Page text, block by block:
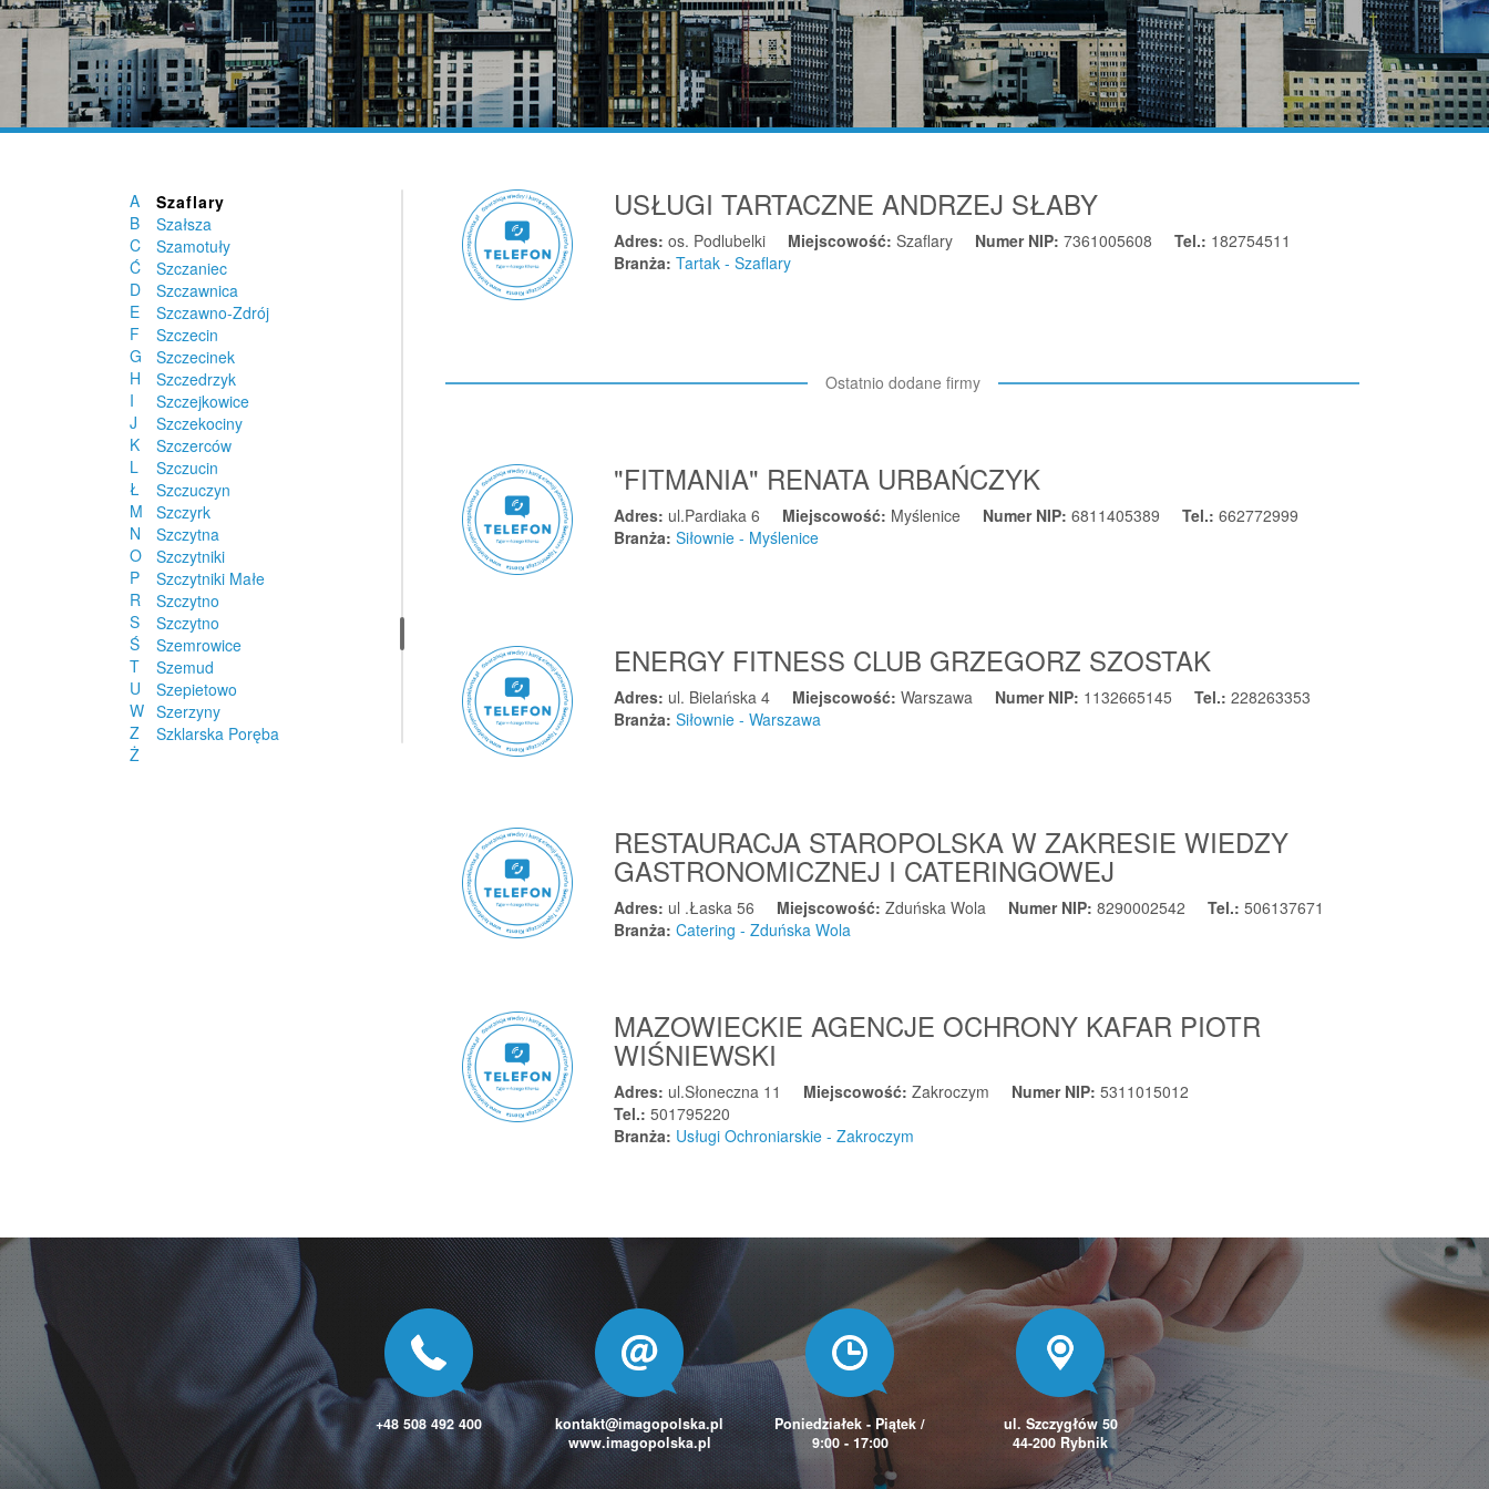
A
B
C
Ć
D
E
F
G
H
I
J
K
L
Ł
M
N
O
P
R
S
Ś
T
U
W
Z
Ż
Sułkowice
Susz
Suwałki
Swarożyn
Swarzędz
Swornegacie
Szaflary
Szałsza
Szamotuły
Szczaniec
Szczawnica
Szczawno-Zdrój
Szczecin
Szczecinek
Szczedrzyk
Szczejkowice
Szczekociny
Szczerców
Szczucin
Szczuczyn
Szczyrk
Szczytna
Szczytniki
Szczytniki Małe
Szczytno
Szczytno
Szemrowice
Szemud
Szepietowo
Szerzyny
Szklarska Poręba
Ślesin
Śliwice
Śmigiel
Śniadowo
Środa Śląska
Środa Wielkopolska
Świątniki Górne
Świdnica
USŁUGI TARTACZNE ANDRZEJ SŁABY
Adres:os. Podlubelki Miejscowość:Szaflary Numer NIP:7361005608 Tel.: 182754511
Branża:Tartak - Szaflary
Ostatnio dodane firmy
"FITMANIA" RENATA URBAŃCZYK
Adres: ul.Pardiaka 6 Miejscowość: Myślenice Numer NIP:6811405389 Tel.:662772999
Branża:Siłownie - Myślenice
ENERGY FITNESS CLUB GRZEGORZ SZOSTAK
Adres: ul. Bielańska 4 Miejscowość:Warszawa Numer NIP: 1132665145 Tel.:228263353
Branża:Siłownie - Warszawa
RESTAURACJA STAROPOLSKA W ZAKRESIE WIEDZY
GASTRONOMICZNEJ I CATERINGOWEJ
Adres: ul .Łaska 56 Miejscowość:Zduńska Wola Numer NIP:8290002542 Tel.:506137671
Branża:Catering - Zduńska Wola
MAZOWIECKIE AGENCJE OCHRONY KAFAR PIOTR
WIŚNIEWSKI
Adres: ul.Słoneczna 11 Miejscowość:Zakroczym Numer NIP:5311015012
Tel.:501795220
Branża: Usługi Ochroniarskie - Zakroczym
+48 508 492 400
kontakt@imagopolska.pl
www.imagopolska.pl
Poniedziałek - Piątek /
9:00 - 17:00
ul. Szczygłów 50
44-200 Rybnik